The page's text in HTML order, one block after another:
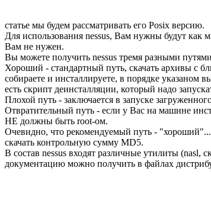
статье мы будем рассматривать его Posix версию.
Для использования nessus, Вам нужны будут как
Вам не нужен.
Вы можете получить nessus тремя разными
Хороший - стандартный путь, скачать архивы с
собираете и инсталлируете, в порядке указаном
есть скрипт деинсталляции, который надо
Плохой путь - заключается в запуске
Отвратительный путь - если у Вас на машине
НЕ должны быть root-ом.
Очевидно, что рекомендуемый путь - "хороший"...
скачать контрольную сумму MD5.
В состав nessus входят различные утилиты (nasl,
документацию можно получить в файлах